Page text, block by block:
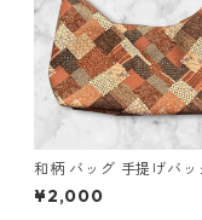
和柄 バッグ 手提げバッ
バッグ ハンドメイド レ
ス トートバッグ パッチ
¥2,000